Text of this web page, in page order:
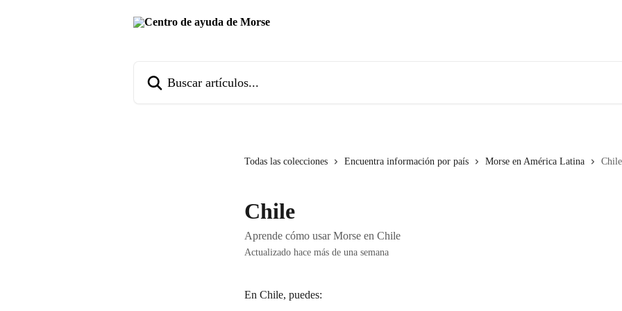
Todas las colecciones Encuentra información por país Morse en América Latina Chile
Chile
Aprende cómo usar Morse en Chile
Actualizado hace más de una semana
En Chile, puedes: